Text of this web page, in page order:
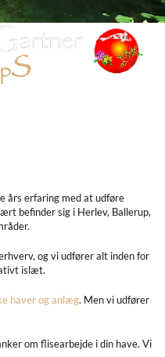
års erfaring med at udføre
befinder sig i Herlev, Ballerup,
og vi udfører alt inden for
islæt.
haver og anlæg. Men vi udfører
om flisearbejde i din have. Vi